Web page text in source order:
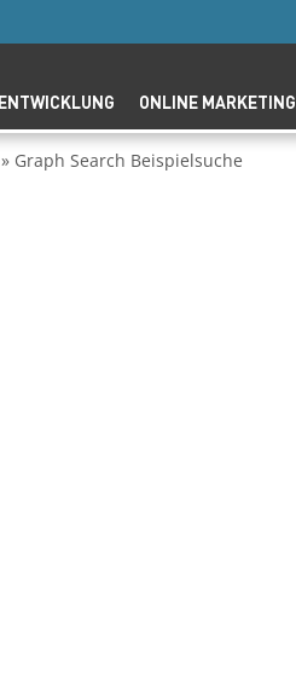
ONLINE MARKETING
» Graph Search Beispielsuche